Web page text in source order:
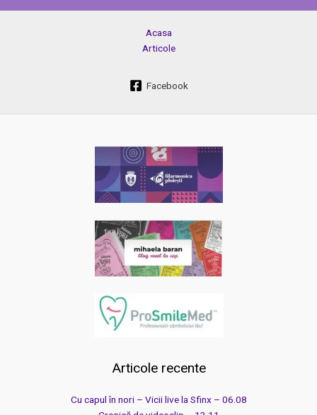
Acasa
Articole
Facebook
Articole recente
Cu capul în nori – Vicii live la Sfinx – 06.08